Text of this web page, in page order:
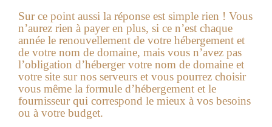
Sur ce point aussi la réponse est simple rien ! Vous
n’aurez rien à payer en plus, si ce n’est chaque
année le renouvellement de votre hébergement et
de votre nom de domaine, mais vous n’avez pas
l’obligation d’héberger votre nom de domaine et
votre site sur nos serveurs et vous pourrez choisir
vous même la formule d’hébergement et le
fournisseur qui correspond le mieux à vos besoins
ou à votre budget.